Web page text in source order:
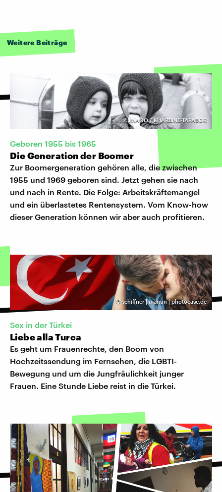
Weitere Beiträge
©IMAGO / KHARBINE-TAPABOR
Geboren 1955 bis 1965
Die Generation der Boomer
Zur Boomergeneration gehören alle, die zwischen
1955 und 1969 geboren sind. Jetzt gehen sie nach
und nach in Rente. Die Folge: Arbeitskräftemangel
und ein überlastetes Rentensystem. Vom Know-how
dieser Generation können wir aber auch profitieren.
© schiffner | manun | photocase.de
Sex in der Türkei
Liebe alla Turca
Es geht um Frauenrechte, den Boom von
Hochzeitssendung im Fernsehen, die LGBTI-
Bewegung und um die Jungfräulichkeit junger
Frauen. Eine Stunde Liebe reist in die Türkei.